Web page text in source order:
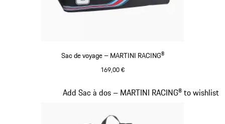
Sac de voyage – MARTINI RACING®
169,00 €
Add Sac à dos – MARTINI RACING® to wishlist
Diapositive 20 sur 20